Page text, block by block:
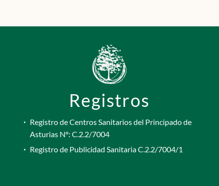
Registros
Registro de Centros Sanitarios del Principado de
Asturias Nº: C.2.2/7004
Registro de Publicidad Sanitaria C.2.2/7004/1